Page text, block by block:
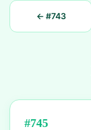
← #743
#745